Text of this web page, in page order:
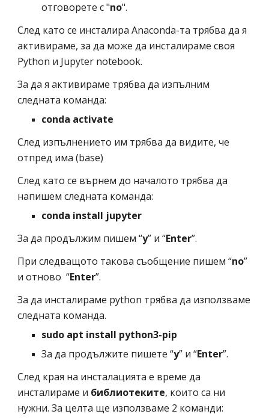
отговорете с "no".
След като се инсталира Anaconda-та трябва да я
активираме, за да може да инсталираме своя
Python и Jupyter notebook.
За да я активираме трябва да изпълним
следната команда:
conda activate
След изпълнението им трябва да видите, че
отпред има (base)
След като се върнем до началото трябва да
напишем следната команда:
conda install jupyter
За да продължим пишем “y” и “Enter”.
При следващото такова съобщение пишем “no”
и отново  “Enter”.
За да инсталираме python трябва да използваме
следната команда.
sudo apt install python3-pip
За да продължите пишете “y” и “Enter”.
След края на инсталацията е време да
инсталираме и библиотеките, които са ни
нужни. За целта ще използваме 2 команди: